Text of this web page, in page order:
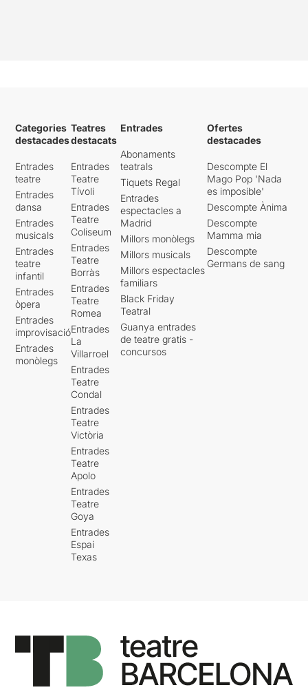
Categories
destacades
Entrades
teatre
Entrades
dansa
Entrades
musicals
Entrades
teatre
infantil
Entrades
òpera
Entrades
improvisació
Entrades
monòlegs
Teatres
destacats
Entrades
Teatre
Tívoli
Entrades
Teatre
Coliseum
Entrades
Teatre
Borràs
Entrades
Teatre
Romea
Entrades
La
Villarroel
Entrades
Teatre
Condal
Entrades
Teatre
Victòria
Entrades
Teatre
Apolo
Entrades
Teatre
Goya
Entrades
Espai
Texas
Entrades
Abonaments
teatrals
Tiquets Regal
Entrades
espectacles a
Madrid
Millors monòlegs
Millors musicals
Millors espectacles
familiars
Black Friday
Teatral
Guanya entrades
de teatre gratis -
concursos
Ofertes
destacades
Descompte El
Mago Pop 'Nada
es imposible'
Descompte Ànima
Descompte
Mamma mia
Descompte
Germans de sang